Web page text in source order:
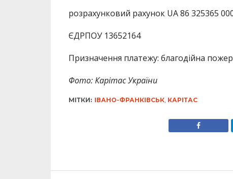
розрахунковий рахунок UA 86 325365
ЄДРПОУ 13652164
Призначення платежу: благодійна
Фото: Карітас України
МІТКИ: ІВАНО-ФРАНКІВСЬК, КАРІТАС